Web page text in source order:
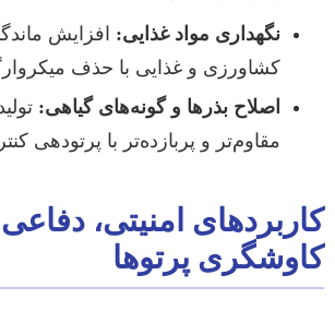
نگهداری مواد غذایی: افزایش
کشاورزی و غذایی با حذف
اصلاح بذرها و گونه‌های گیاهی:
مقاوم‌تر و پربازده‌تر با پرتودهی
کاربردهای امنیتی،
کاوشگری پرتوها